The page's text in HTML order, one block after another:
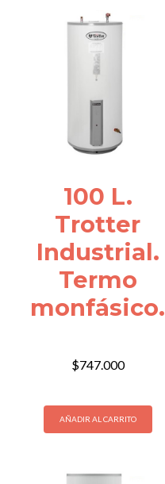
100 L.
Trotter
Industrial.
Termo
monfásico.
$747.000
AÑADIR AL CARRITO